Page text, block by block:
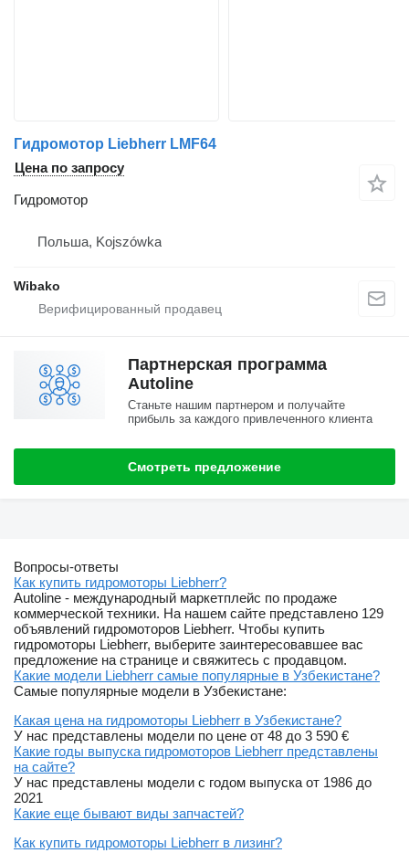
Гидромотор Liebherr LMF64
Цена по запросу
Гидромотор
Польша, Kojszówka
Wibako
Партнерская программа
Autoline
Станьте нашим партнером и получайте
прибыль за каждого привлеченного клиента
Смотреть предложение
Вопросы-ответы
Как купить гидромоторы Liebherr?
Autoline - международный маркетплейс по продаже
коммерческой техники. На нашем сайте представлено 129
объявлений гидромоторов Liebherr. Чтобы купить
гидромоторы Liebherr, выберите заинтересовавшее вас
предложение на странице и свяжитесь с продавцом.
Какие модели Liebherr самые популярные в Узбекистане?
Самые популярные модели в Узбекистане:
Какая цена на гидромоторы Liebherr в Узбекистане?
У нас представлены модели по цене от 48 до 3 590 €
Какие годы выпуска гидромоторов Liebherr представлены
на сайте?
У нас представлены модели с годом выпуска от 1986 до
2021
Какие еще бывают виды запчастей?
Как купить гидромоторы Liebherr в лизинг?